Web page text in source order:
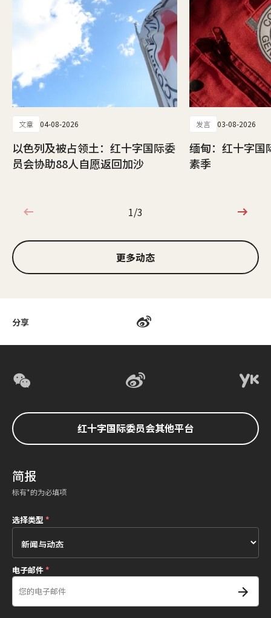
分享
文章 04-08-2026
以色列及被占领土：红十字国际委
员会协助88人自愿返回加沙
发言 03-08-2026
缅甸：红十字国
素季
1/3
1/3
更多动态
红十字国际委员会其他平台
简报
标有*的为必填项
选择类型*
电子邮件*